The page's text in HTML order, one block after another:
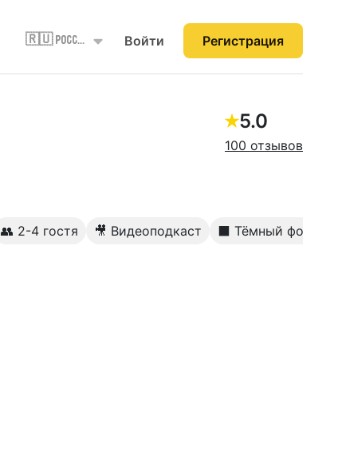
🇷🇺 Россия Войти Регистрация
5.0
100 отзывов
👥 2-4 гостя 🎥 Видеоподкаст ⬛️ Тёмный фон